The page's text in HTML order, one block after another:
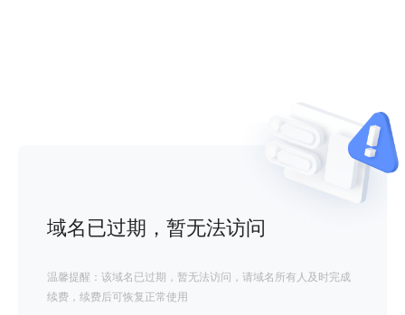
域名已过期，暂无法访问
温馨提醒：该域名已过期，暂无法访问，请域名所有人及时完成
续费，续费后可恢复正常使用